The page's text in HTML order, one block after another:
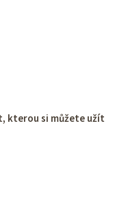
kterou si můžete užít